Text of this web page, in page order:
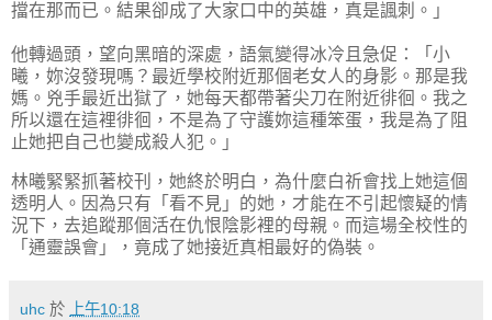
擋在那而已。結果卻成了大家口中的英雄，真是諷刺。」
他轉過頭，望向黑暗的深處，語氣變得冰冷且急促：「小
曦，妳沒發現嗎？最近學校附近那個老女人的身影。那是我
媽。兇手最近出獄了，她每天都帶著尖刀在附近徘徊。我之
所以還在這裡徘徊，不是為了守護妳這種笨蛋，我是為了阻
止她把自己也變成殺人犯。」
林曦緊緊抓著校刊，她終於明白，為什麼白祈會找上她這個
透明人。因為只有「看不見」的她，才能在不引起懷疑的情
況下，去追蹤那個活在仇恨陰影裡的母親。而這場全校性的
「通靈誤會」，竟成了她接近真相最好的偽裝。
uhc 於 上午10:18